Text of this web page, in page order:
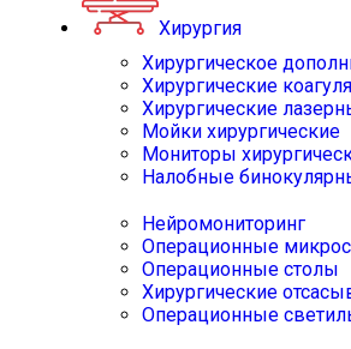
Хирургия
Хирургическое
Хирургические
Хирургические
Мойки хирургические
Мониторы
Налобные
Нейромониторинг
Операционные
Операционные столы
Хирургические
Операционные